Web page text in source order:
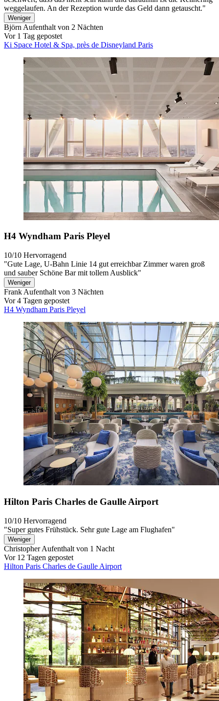
weggelaufen. An der Rezeption wurde das Geld dann getauscht."
Weniger
Björn Aufenthalt von 2 Nächten
Vor 1 Tag gepostet
Ki Space Hotel & Spa, près de Disneyland Paris
H4 Wyndham Paris Pleyel
10/10 Hervorragend
"Gute Lage, U-Bahn Linie 14 gut erreichbar Zimmer waren groß
und sauber Schöne Bar mit tollem Ausblick"
Weniger
Frank Aufenthalt von 3 Nächten
Vor 4 Tagen gepostet
H4 Wyndham Paris Pleyel
Hilton Paris Charles de Gaulle Airport
10/10 Hervorragend
"Super gutes Frühstück. Sehr gute Lage am Flughafen"
Weniger
ChristopherAufenthalt von 1 Nacht
Vor 12 Tagen gepostet
Hilton Paris Charles de Gaulle Airport